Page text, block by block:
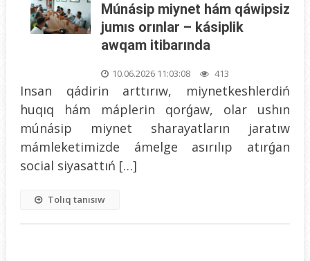
Múnásip miynet hám qáwipsiz
jumıs orınlar – kásiplik
awqam itibarında
10.06.2026 11:03:08 413
Insan qádirin arttırıw, miynetkeshlerdiń
huqıq hám máplerin qorǵaw, olar ushın
múnásip miynet sharayatların jaratıw
mámleketimizde ámelge asırılıp atırǵan
social siyasattıń […]
Tolıq tanısıw